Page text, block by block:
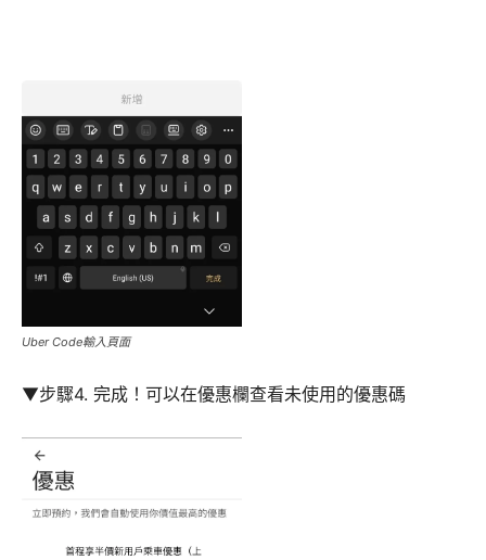
Uber Code輸入頁面
▼步驟4. 完成！可以在優惠欄查看未使用的優惠碼